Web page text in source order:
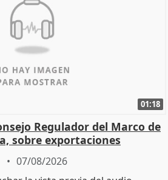
01:18
Regulador del Marco de
sobre exportaciones
07/08/2026